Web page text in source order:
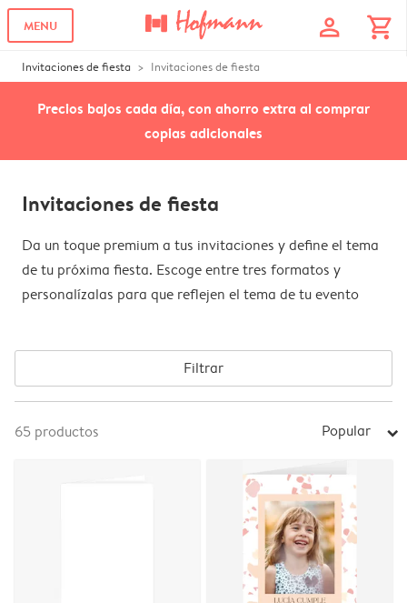
MENU profile shopping_cart
Invitaciones de fiesta Invitaciones de fiesta
Precios bajos cada día, con ahorro extra al comprar
copias adicionales
Invitaciones de fiesta
Da un toque premium a tus invitaciones y define el tema
de tu próxima fiesta. Escoge entre tres formatos y
personalízalas para que reflejen el tema de tu evento
Filtrar
65 productos Popular arrow_right